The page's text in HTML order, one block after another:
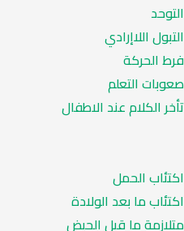
التوحد
التبول اللاإرادي
فرط الحركة
صعوبات التعلم
تأخر الكلام عند الاطفال
اكتئاب الحمل
اكتئاب ما بعد الولادة
متلازمة ما قبل الحيض